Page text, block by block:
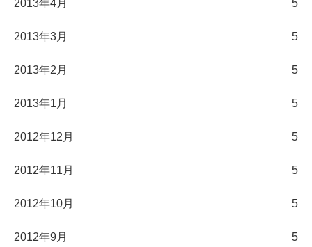
2013年4月 5
2013年3月 5
2013年2月 5
2013年1月 5
2012年12月 5
2012年11月 5
2012年10月 5
2012年9月 5